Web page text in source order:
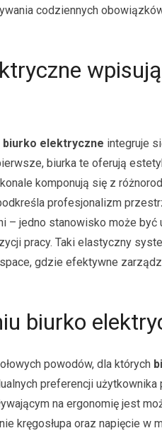
codziennych
biurko elektryczne integruje
biurka te oferują
komponują się z
profesjonalizm
– jedno stanowisko może
pracy. Taki elastyczny
gdzie efektywne
biurko
powodów, dla których
preferencji
na ergonomię jest
kręgosłupa oraz napięcie